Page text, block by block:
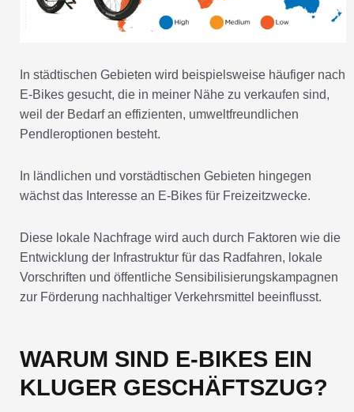
In städtischen Gebieten wird beispielsweise häufiger nach
E-Bikes gesucht, die in meiner Nähe zu verkaufen sind,
weil der Bedarf an effizienten, umweltfreundlichen
Pendleroptionen besteht.
In ländlichen und vorstädtischen Gebieten hingegen
wächst das Interesse an E-Bikes für Freizeitzwecke.
Diese lokale Nachfrage wird auch durch Faktoren wie die
Entwicklung der Infrastruktur für das Radfahren, lokale
Vorschriften und öffentliche Sensibilisierungskampagnen
zur Förderung nachhaltiger Verkehrsmittel beeinflusst.
WARUM SIND E-BIKES EIN
KLUGER GESCHÄFTSZUG?